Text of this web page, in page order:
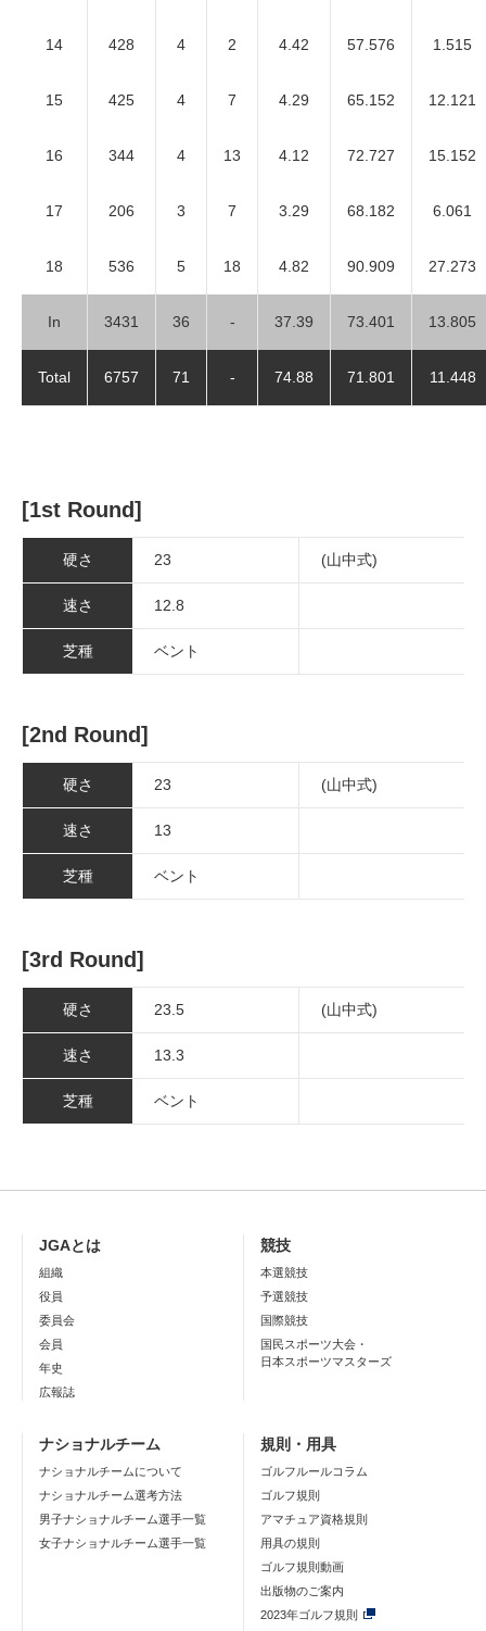
14 428 4 2 4.42 57.576 1.515
15 425 4 7 4.29 65.152 12.121
16 344 4 13 4.12 72.727 15.152
17 206 3 7 3.29 68.182 6.061
18 536 5 18 4.82 90.909 27.273
In 3431 36 - 37.39 73.401 13.805
Total 6757 71 - 74.88 71.801 11.448
[1st Round]
硬さ 23 (山中式)
速さ 12.8
芝種 ベント
[2nd Round]
硬さ 23 (山中式)
速さ 13
芝種 ベント
[3rd Round]
硬さ 23.5 (山中式)
速さ 13.3
芝種 ベント
JGAとは
組織
役員
委員会
会員
年史
広報誌
競技
本選競技
予選競技
国際競技
国民スポーツ大会・
日本スポーツマスターズ
ナショナルチーム
ナショナルチームについて
ナショナルチーム選考方法
男子ナショナルチーム選手一覧
女子ナショナルチーム選手一覧
規則・用具
ゴルフルールコラム
ゴルフ規則
アマチュア資格規則
用具の規則
ゴルフ規則動画
出版物のご案内
2023年ゴルフ規則